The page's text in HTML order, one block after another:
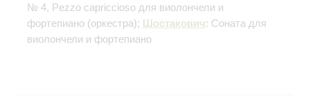
№ 4, Pezzo capriccioso для виолончели и
фортепиано (оркестра); Шостакович: Соната для
виолончели и фортепиано